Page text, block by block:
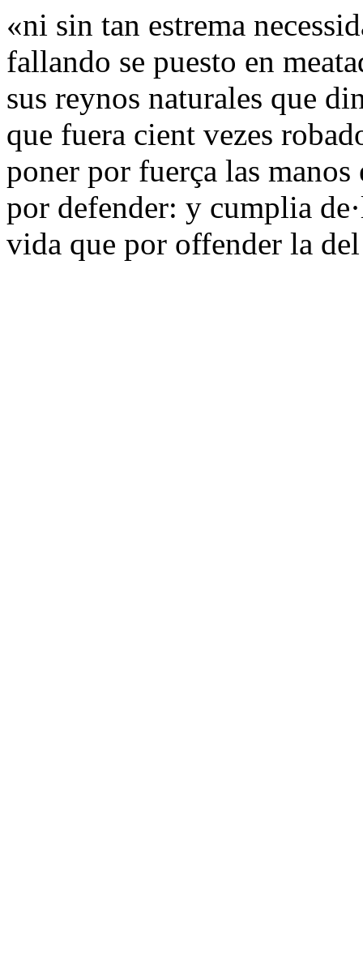
«ni sin tan estrema
fallando se puesto en
sus reynos naturales que
que fuera cient vezes
poner por fuerça las
por defender: y cumplia
vida que por offender la